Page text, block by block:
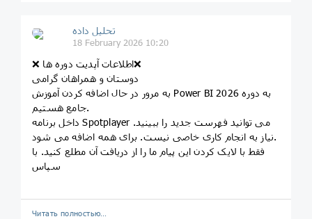
تحلیل داده
18 February 2026 10:20
❌ اطلاعات آپدیت دوره ها❌
دوستان و همراهان گرامی
به مرور در حال اضافه کردن آموزش Power BI 2026 به دوره
جامع هستیم.
داخل برنامه Spotplayer می توانید فهرست جدید را ببینید.
نیاز به انجام کاری خاصی نیست. برای همه اضافه می شود.
فقط با لایک کردن این پیام ما را از دریافت آن مطلع کنید. با
سپاس
Читать полностью…